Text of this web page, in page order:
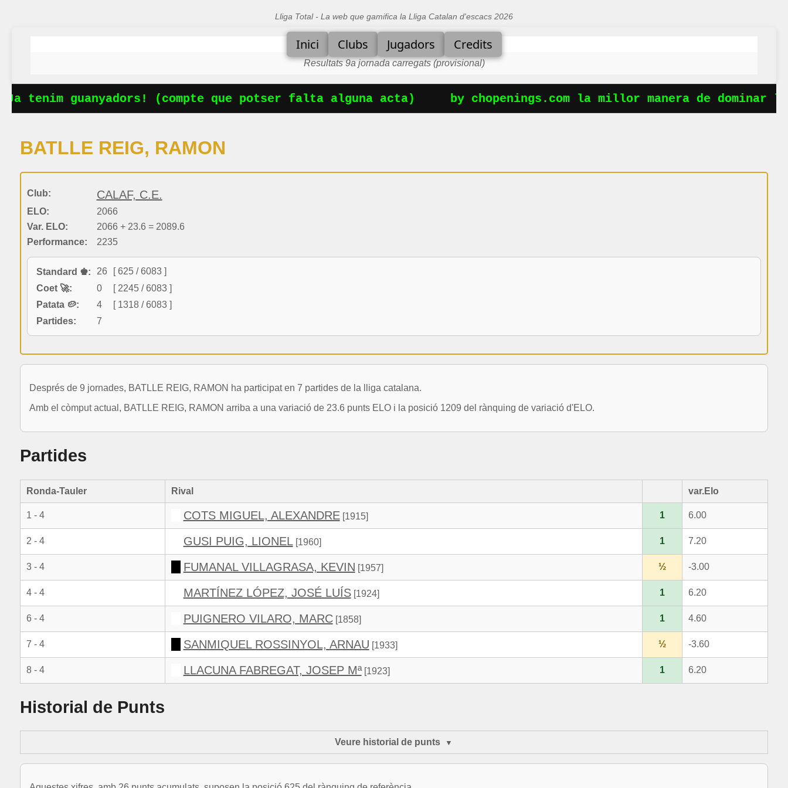
Lliga Total - La web que gamifica la Lliga Catalan d'escacs 2026
Inici Clubs Jugadors Credits
Resultats 9a jornada carregats (provisional)
tenim guanyadors! (compte que potser falta alguna acta) by chopenings.com la millor manera de dominar
BATLLE REIG, RAMON
Club: CALAF, C.E.
ELO:
2066
Var. ELO:
2066 + 23.6 = 2089.6
Performance:
2235
Standard ♚: 26
[ 625 / 6083 ]
Coet 🚀:
0
[ 2245 / 6083 ]
Patata 🥔:
4
[ 1318 / 6083 ]
Partides:
7
Després de 9 jornades, BATLLE REIG, RAMON ha participat en 7 partides de la lliga catalana.
Amb el còmput actual, BATLLE REIG, RAMON arriba a una variació de 23.6 punts ELO i la posició 1209 del rànquing de variació d'ELO.
Partides
Ronda-Tauler Rival var.Elo
1 - 4 COTS MIGUEL, ALEXANDRE[1915] 1 6.00
2 - 4 GUSI PUIG, LIONEL[1960] 1 7.20
3 - 4 FUMANAL VILLAGRASA, KEVIN [1957] ½ -3.00
4 - 4 MARTÍNEZ LÓPEZ, JOSÉ LUÍS[1924] 1 6.20
6 - 4 PUIGNERO VILARO, MARC[1858] 1 4.60
7 - 4 SANMIQUEL ROSSINYOL, ARNAU [1933] ½ -3.60
8 - 4 LLACUNA FABREGAT, JOSEP Mª[1923] 1 6.20
Historial de Punts
Veure historial de punts